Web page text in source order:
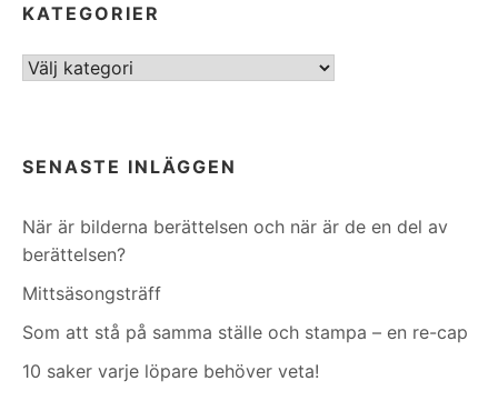
KATEGORIER
Kategorier
SENASTE INLÄGGEN
När är bilderna berättelsen och när är de en del av
berättelsen?
Mittsäsongsträff
Som att stå på samma ställe och stampa – en re-cap
10 saker varje löpare behöver veta!